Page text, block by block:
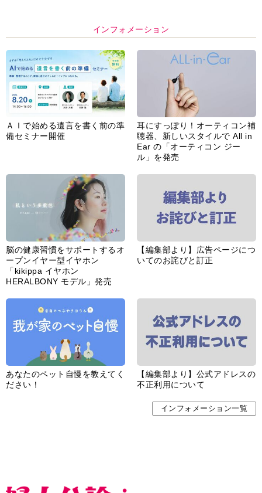
インフォメーション
ＡＩで始める遺言を書く前の準
備セミナー開催
耳にすっぽり！オーティコン補
聴器、新しいスタイルで All in
Ear の「オーティコン ジー
ル」を発売
脳の健康習慣をサポートするオ
ープンイヤー型イヤホン
「kikippa イヤホン
HERALBONY モデル」発売
【編集部より】広告ページにつ
いてのお詫びと訂正
あなたのペット自慢を教えてく
ださい！
【編集部より】公式アドレスの
不正利用について
インフォメーション一覧